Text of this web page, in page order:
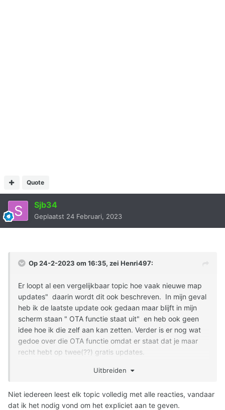
Quote
Sjb34
Geplaatst 24 Februari, 2023
Op 24-2-2023 om 16:35, zei Henri497:
Er loopt al een vergelijkbaar topic hoe vaak nieuwe map
updates" daarin wordt dit ook beschreven. In mijn geval
heb ik de laatste update ook gedaan maar blijft in mijn
scherm staan " OTA functie staat uit" en heb ook geen
idee hoe ik die zelf aan kan zetten. Verder is er nog wat
gedoe over die OTA functie omdat er staat dat je maar
recht hebt op twee(??) gratis updates.
Uitbreiden
Niet iedereen leest elk topic volledig met alle reacties, vandaar
dat ik het nodig vond om het expliciet aan te geven.